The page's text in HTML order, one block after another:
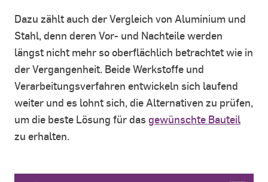
Dazu zählt auch der Vergleich von Aluminium und
Stahl, denn deren Vor- und Nachteile werden
längst nicht mehr so oberflächlich betrachtet wie in
der Vergangenheit. Beide Werkstoffe und
Verarbeitungsverfahren entwickeln sich laufend
weiter und es lohnt sich, die Alternativen zu prüfen,
um die beste Lösung für das gewünschte Bauteil
zu erhalten.